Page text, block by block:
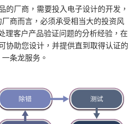
的厂商，需要投入电子设计的开发，
商而言，必须承受相当大的投资风
理客户产品验证问题的分析经验，在
协助您设计，并提供直到取得认证的
一条龙服务。